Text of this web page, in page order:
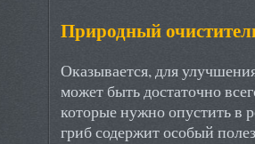
Природный
Оказывается, для
может быть достаточно
которые нужно опустить в
гриб содержит особый